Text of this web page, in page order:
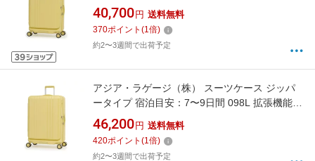
載 フロントオープン キャスターストッパー 洗
える内装 デカかるEdge2 レモンイエロー ALI-
078-24FW [TSAロック搭載]
40,700 円 送料無料
370ポイント (1倍)
約2〜3週間で出荷予定
アジア・ラゲージ（株） スーツケース ジッパ
ータイプ 宿泊目安：7〜9日間 098L 拡張機能搭
載 フロントオープン キャスターストッパー 洗
える内装 デカかるEdge2 レモンイエロー ALI-
078-28FW [TSAロック搭載]
46,200 円 送料無料
420ポイント (1倍)
約2〜3週間で出荷予定